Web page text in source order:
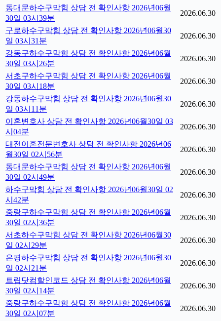
동대문하수구막힘 상담 전 확인사항 2026년06월
30일 03시39분
2026.06.30
구로하수구막힘 상담 전 확인사항 2026년06월30
일 03시31분
2026.06.30
강동구하수구막힘 상담 전 확인사항 2026년06월
30일 03시26분
2026.06.30
서초구하수구막힘 상담 전 확인사항 2026년06월
30일 03시18분
2026.06.30
강동하수구막힘 상담 전 확인사항 2026년06월30
일 03시11분
2026.06.30
이혼변호사 상담 전 확인사항 2026년06월30일 03
시04분
2026.06.30
대전이혼전문변호사 상담 전 확인사항 2026년06
월30일 02시56분
2026.06.30
동대문하수구막힘 상담 전 확인사항 2026년06월
30일 02시49분
2026.06.30
하수구막힘 상담 전 확인사항 2026년06월30일 02
시42분
2026.06.30
중랑구하수구막힘 상담 전 확인사항 2026년06월
30일 02시36분
2026.06.30
서초하수구막힘 상담 전 확인사항 2026년06월30
일 02시29분
2026.06.30
은평하수구막힘 상담 전 확인사항 2026년06월30
일 02시21분
2026.06.30
트립닷컴할인코드 상담 전 확인사항 2026년06월
30일 02시14분
2026.06.30
중랑구하수구막힘 상담 전 확인사항 2026년06월
30일 02시07분
2026.06.30